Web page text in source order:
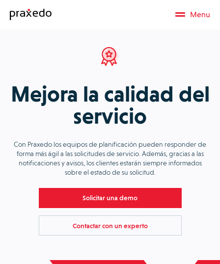
Menu
Mejora la calidad del
servicio
Con Praxedo los equipos de planificación pueden responder de
forma más ágil a las solicitudes de servicio. Además, gracias a las
notificaciones y avisos, los clientes estarán siempre informados
sobre el estado de su solicitud.
Solicitar una demo
Contactar con un experto